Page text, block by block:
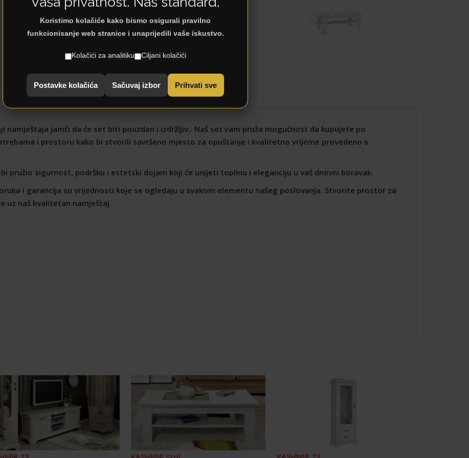
< Natrag na: Regali
namještaja jamči da će set biti pouzdan i izdržljiv.. Naš set vam pruža mogućnost da kupujete po
i prostoru kako bi stvorili savršeno mjesto za opuštanje i kvalitetno vrijeme provedeno s
pružio sigurnost, podršku i estetski dojam koji će unijeti toplinu i eleganciju u vaš dnevni boravak.
i garancija su vrijednosti koje se ogledaju u svakom elementu našeg poslovanja. Stvorite prostor za
uz naš kvalitetan namještaj.
Koristimo kolačiće kako bismo osigurali pravilno
funkcionisanje web stranice i unaprijedili vaše iskustvo.
Kolačići za analitiku Ciljani kolačići
Postavke kolačića Sačuvaj izbor Prihvati sve